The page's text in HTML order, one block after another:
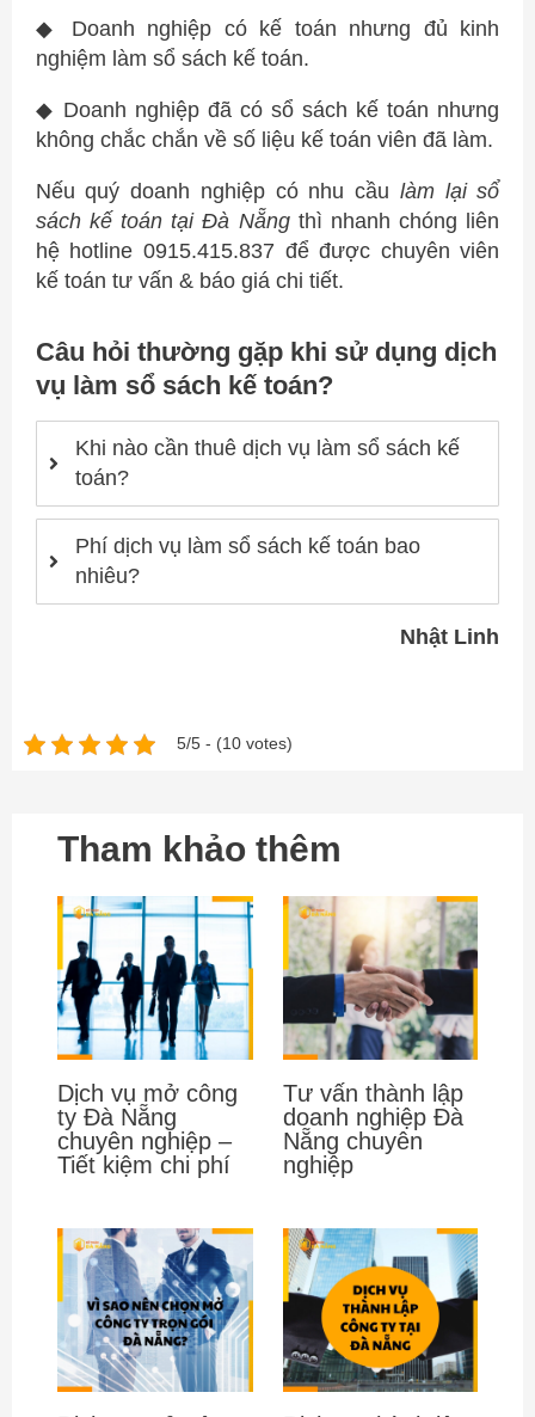
◆ Doanh nghiệp có kế toán nhưng đủ kinh
nghiệm làm sổ sách kế toán.
◆ Doanh nghiệp đã có sổ sách kế toán nhưng
không chắc chắn về số liệu kế toán viên đã làm.
Nếu quý doanh nghiệp có nhu cầu làm lại sổ
sách kế toán tại Đà Nẵngthì nhanh chóng liên
hệ hotline 0915.415.837 để được chuyên viên
kế toán tư vấn & báo giá chi tiết.
Câu hỏi thường gặp khi sử dụng dịch
vụ làm sổ sách kế toán?
Khi nào cần thuê dịch vụ làm sổ sách kế
toán?
Phí dịch vụ làm sổ sách kế toán bao
nhiêu?
Nhật Linh
5/5 - (10 votes)
Tham khảo thêm
Dịch vụ mở công
ty Đà Nẵng
chuyên nghiệp –
Tiết kiệm chi phí
Tư vấn thành lập
doanh nghiệp Đà
Nẵng chuyên
nghiệp